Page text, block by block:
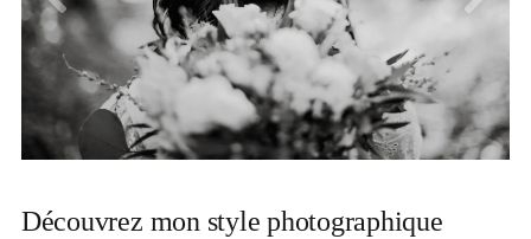
Découvrez mon style photographique